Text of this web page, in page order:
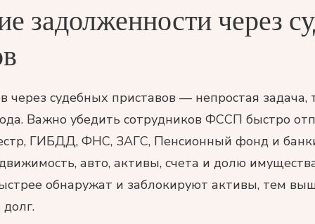
задолженности через
через судебных приставов — непростая
Важно убедить сотрудников ФССП быстро
ГИБДД, ФНС, ЗАГС, Пенсионный фонд и
авто, активы, счета и долю
обнаружат и заблокируют активы, тем